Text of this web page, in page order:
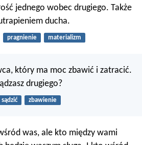
jednego wobec drugiego. Także
ducha.
pragnienie materializm
który ma moc zbawić i zatracić.
drugiego?
sądzić zbawienie
was, ale kto między wami